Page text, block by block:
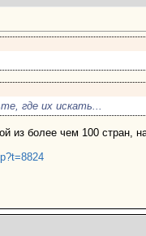
где их искать...
более чем 100 стран,